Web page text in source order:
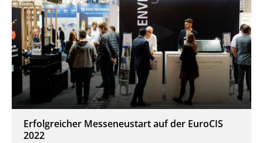
Erfolgreicher Messeneustart auf der EuroCIS
2022